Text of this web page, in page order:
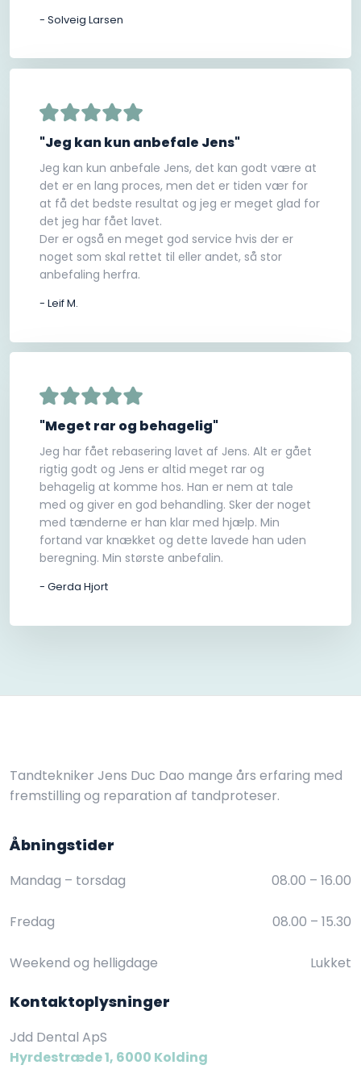
- Solveig Larsen
"Jeg kan kun anbefale Jens"
Jeg kan kun anbefale Jens, det kan godt være at
det er en lang proces, men det er tiden vær for
at få det bedste resultat og jeg er meget glad for
det jeg har fået lavet.
Der er også en meget god service hvis der er
noget som skal rettet til eller andet, så stor
anbefaling herfra.
- Leif M.
"Meget rar og behagelig"
Jeg har fået rebasering lavet af Jens. Alt er gået
rigtig godt og Jens er altid meget rar og
behagelig at komme hos. Han er nem at tale
med og giver en god behandling. Sker der noget
med tænderne er han klar med hjælp. Min
fortand var knækket og dette lavede han uden
beregning. Min største anbefalin.
- Gerda Hjort
Tandtekniker Jens Duc Dao mange års erfaring med
fremstilling og reparation af tandproteser.
Åbningstider​
Mandag – torsdag 08.00 – 16.00​
Fredag 08.00 – 15.30​
Weekend og helligdage Lukket
Kontaktoplysninger
Jdd Dental ApS
Hyrdestræde 1, 6000 Kolding